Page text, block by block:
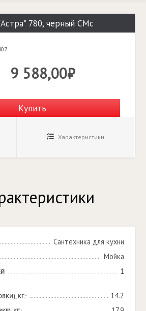
780, черный СМс
9 588,00₽
Купить
Характеристики
Сантехника для кухни
Мойка
1
КГ.: 14.2